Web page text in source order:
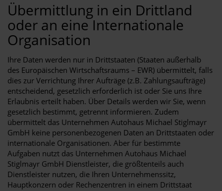
Übermittlung in ein Drittland
oder an eine Internationale
Organisation
Ihre Daten werden nur in Drittstaaten (Staaten außerhalb
des Europäischen Wirtschaftsraums – EWR) übermittelt, falls
dies zur Verrichtung Ihrer Aufträge (z.B. Zahlungsaufträge)
entscheidend, gesetzlich erforderlich ist oder Sie uns Ihre
Erlaubnis erteilt haben. Über Details werden wir Sie, wenn
gesetzlich bestimmt, getrennt informieren. Zudem
übermittelt das Unternehmen Autohaus Michael Stiglmayr
GmbH keine personenbezogenen Daten an Drittstaaten oder
internationale Organisationen. Aber für bestimmte
Aufgaben nutzt das Unternehmen Autohaus Michael
Stiglmayr GmbH Dienstleister, die größtenteils auch
Dienstleister nutzen, die Ihren Unternehmenssitz,
Hauptkonzern oder Rechenzentren in einem Drittstaat